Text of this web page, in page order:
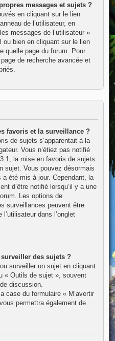
messages et sujets ?
en cliquant sur le lien
de l’utilisateur, en
messages de l’utilisateur »
ou bien en cliquant sur le lien
quelle page du forum. Pour
de recherche avancée et
favoris et la surveillance ?
de sujets s’apparentait à la
Vous n’étiez pas notifié
la mise en favoris de sujets
sujet. Vous pouvez désormais
a été mis à jour. Cependant, la
d’être notifié lorsqu’il y a une
Les options de
surveillances peuvent être
dans l’onglet
des sujets ?
surveiller un sujet en cliquant
« Outils de sujet », souvent
discussion.
case du formulaire « M’avertir
permettra également de